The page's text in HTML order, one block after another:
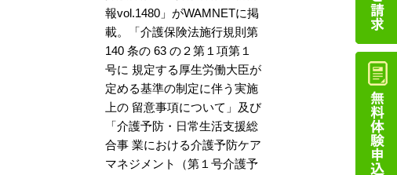
報vol.1480」がWAMNETに掲
載。「介護保険法施行規則第
140 条の 63 の２第１項第１
号に 規定する厚生労働大臣が
定める基準の制定に伴う実施
上の 留意事項について」及び
「介護予防・日常生活支援総
合事 業における介護予防ケア
マネジメント（第１号介護予